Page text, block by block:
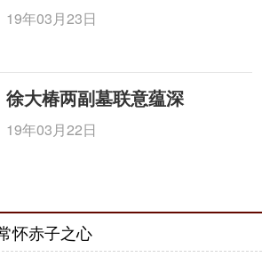
19年03月23日
徐大椿两副墓联意蕴深
19年03月22日
怀赤子之心